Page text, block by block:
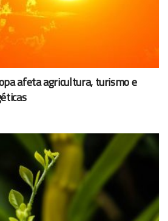
afeta agricultura, turismo e